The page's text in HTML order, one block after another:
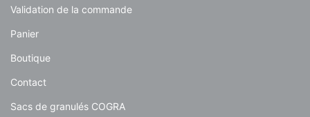
Validation de la commande
Panier
Boutique
Contact
Sacs de granulés COGRA